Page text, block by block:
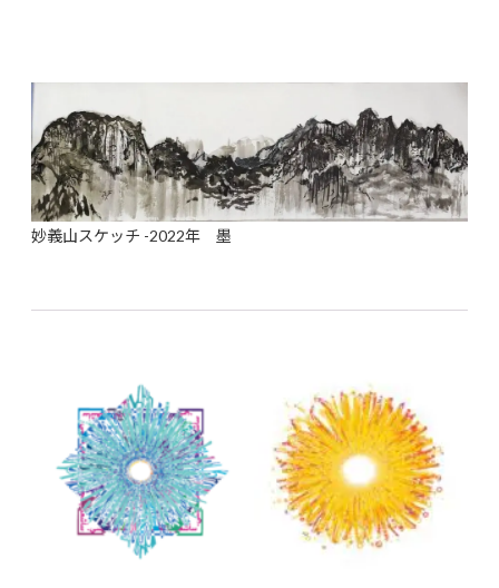
妙義山スケッチ -2022年 墨